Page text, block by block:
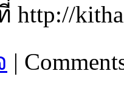
http://
|